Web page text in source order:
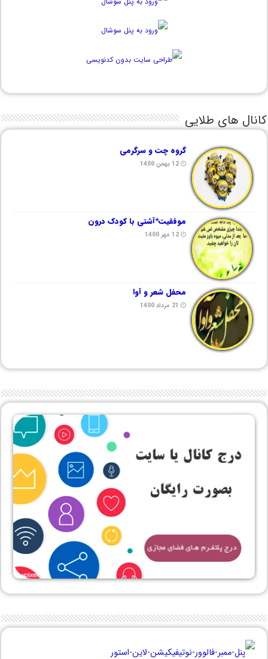
کانال های طلایی
گروه چت و سرگرمی
12 بهمن 1400
موفقیت*آشتی با کودک درون
12 مهر 1400
محفل شعر و آوا
21 مرداد 1400